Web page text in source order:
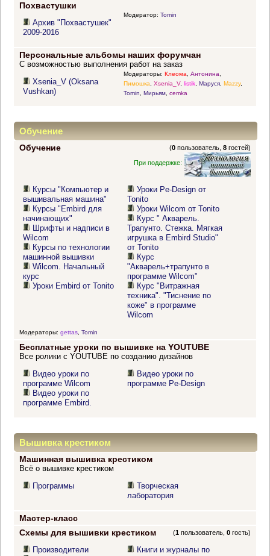
Похвастушки
Архив "Похвастушек"
2009-2016
Модератор: Tomin
Персональные альбомы наших форумчан
С возможностью выполнения работ на заказ
Xsenia_V (Oksana
Vushkan)
Модераторы: Клеома, Антонина,
Пимошка, Xsenia_V, listik, Маруся, Mazzy,
Tomin, Мирьям, cemka
Обучение
Обучение (0 пользователь,8 гостей)
При поддержке:
Курсы "Компьютер и
вышивальная машина"
Курсы "Embird для
начинающих"
Шрифты и надписи в
Wilcom
Курсы по технологии
машинной вышивки
Wilcom. Начальный
курс
Уроки Embird от Tonito
Уроки Pe-Design от
Tonito
Уроки Wilcom от Tonito
Курс " Акварель.
Трапунто. Стежка. Мягкая
игрушка в Embird Studio"
от Tonito
Курс
"Акварель+трапунто в
программе Wilcom"
Курс "Витражная
техника". "Тиснение по
коже" в программе
Wilcom
Модераторы: gettas, Tomin
Бесплатные уроки по вышивке на YOUTUBE
Все ролики с YOUTUBE по созданию дизайнов
Видео уроки по
программе Wilcom
Видео уроки по
программе Embird.
Видео уроки по
программе Pe-Design
Вышивка крестиком
Машинная вышивка крестиком
Всё о вышивке крестиком
Программы
Творческая
лаборатория
Мастер-класс
Схемы для вышивки крестиком
(1 пользователь,0 гость)
Производители
Книги и журналы по